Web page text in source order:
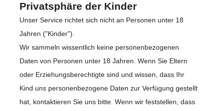
Privatsphäre der Kinder
Unser Service richtet sich nicht an Personen unter 18
Jahren ("Kinder").
Wir sammeln wissentlich keine personenbezogenen
Daten von Personen unter 18 Jahren. Wenn Sie Eltern
oder Erziehungsberechtigte sind und wissen, dass Ihr
Kind uns personenbezogene Daten zur Verfügung gestellt
hat, kontaktieren Sie uns bitte. Wenn wir feststellen, dass